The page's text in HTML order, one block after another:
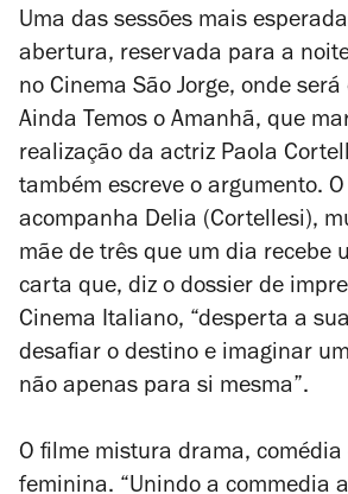
Uma das sessões mais
abertura, reservada para a
no Cinema São Jorge, onde
Ainda Temos o Amanhã, que
realização da actriz Paola
também escreve o argumento.
acompanha Delia (Cortellesi),
mãe de três que um dia recebe
carta que, diz o dossier de
Cinema Italiano, “desperta a
desafiar o destino e imaginar
não apenas para si mesma”.
O filme mistura drama,
feminina. “Unindo a commedia